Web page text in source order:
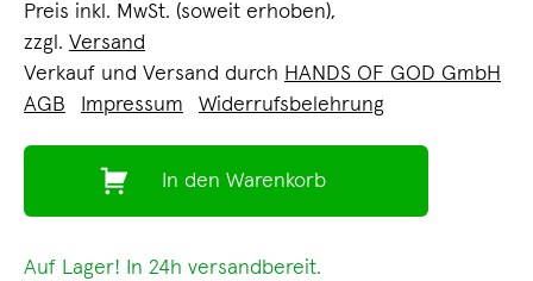
Preis inkl. MwSt. (soweit erhoben),
zzgl. Versand
Verkauf und Versand durch HANDS OF GOD GmbH
AGB
Impressum Widerrufsbelehrung
In den Warenkorb
Auf Lager! In 24h versandbereit.